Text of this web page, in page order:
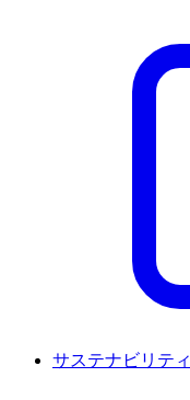
サステナビリティ